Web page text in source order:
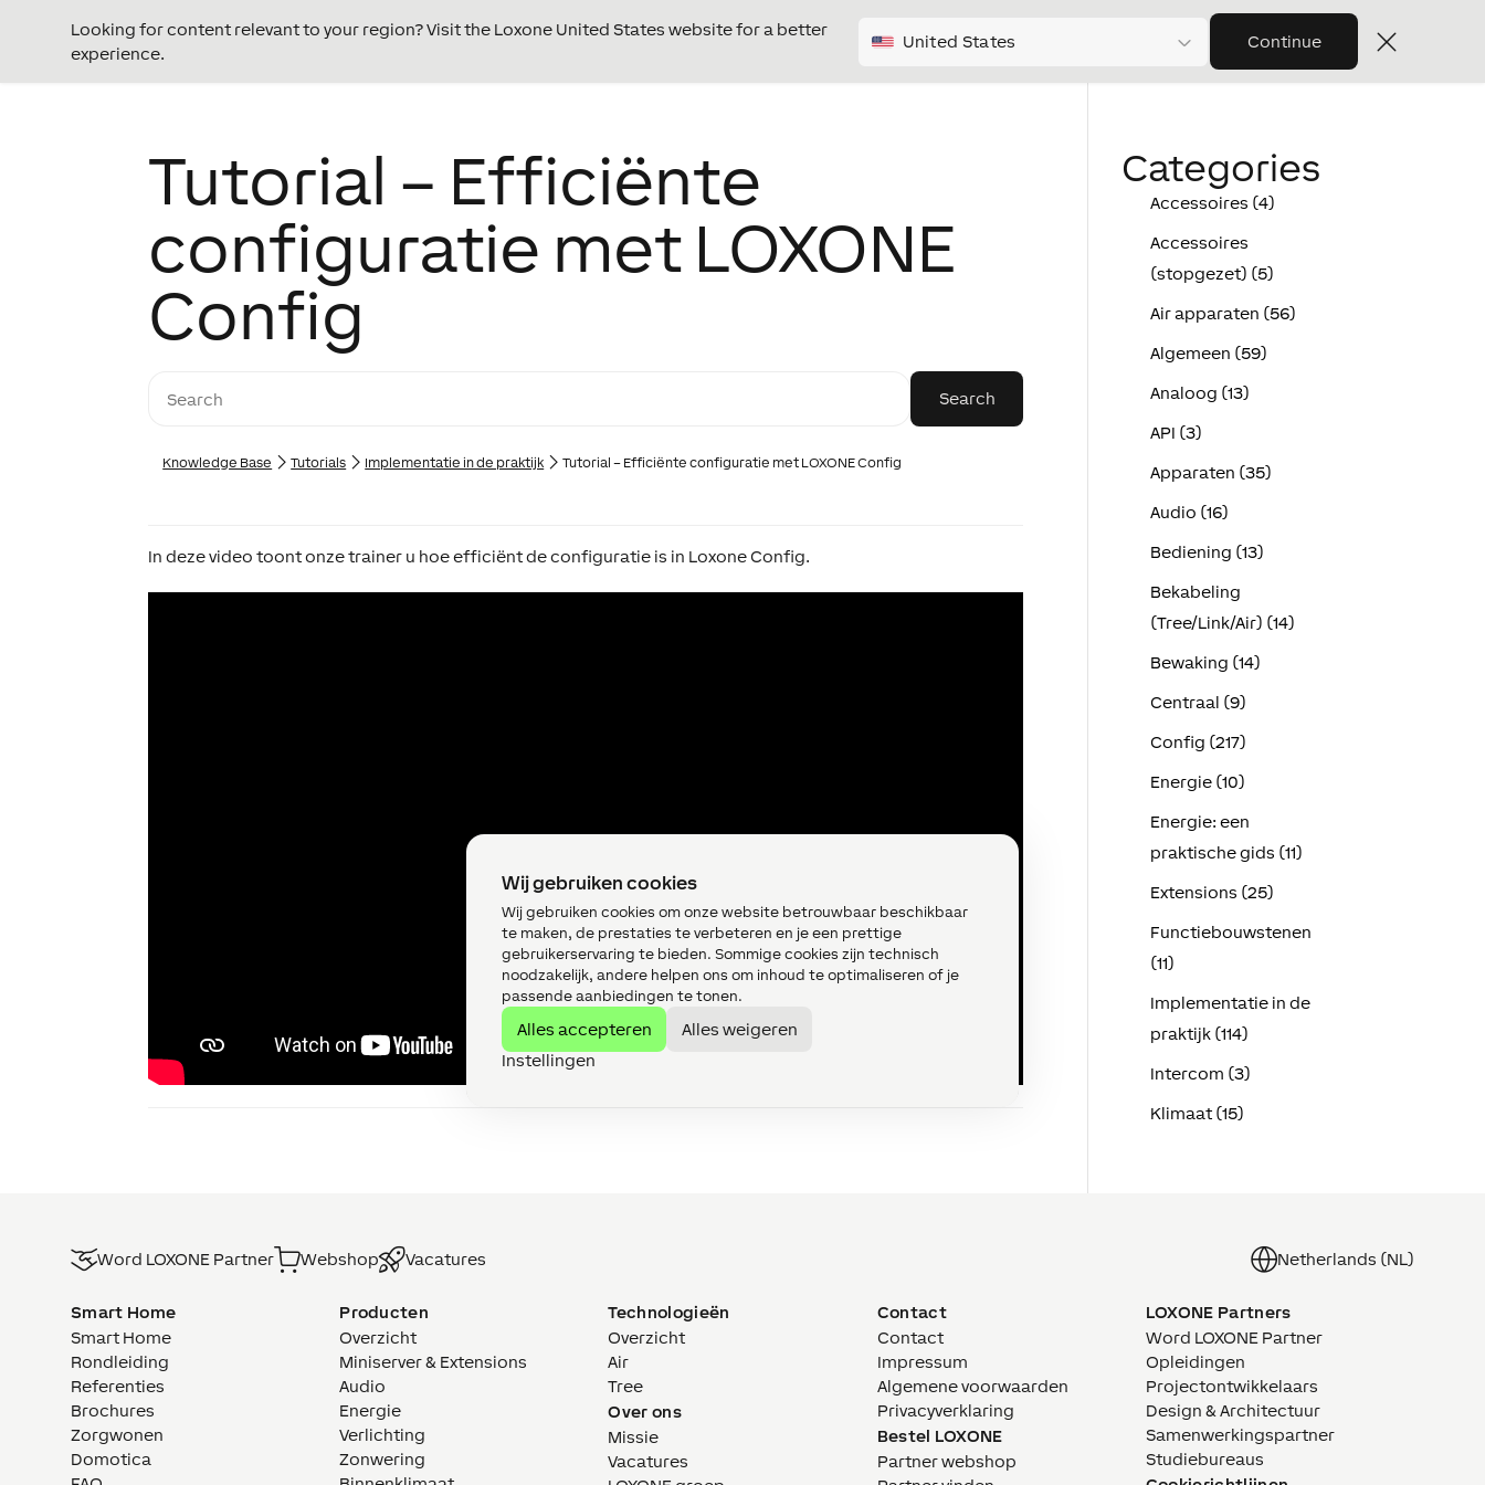
Wij gebruiken cookies
Wij gebruiken cookies om onze website betrouwbaar beschikbaar
te maken, de prestaties te verbeteren en je een prettige
gebruikerservaring te bieden. Sommige cookies zijn technisch
noodzakelijk, andere helpen ons om inhoud te optimaliseren of je
passende aanbiedingen te tonen.
Alles accepteren
Alles weigeren
Instellingen
Looking for content relevant to your region? Visit the Loxone United States website for a better
experience.
United States Continue
Tutorial – Efficiënte
configuratie met LOXONE
Config
Knowledge Base Tutorials Implementatie in de praktijk Tutorial – Efficiënte configuratie met LOXONE Config
In deze video toont onze trainer u hoe efficiënt de configuratie is in Loxone Config.
Categories
Accessoires (4)
Accessoires
(stopgezet) (5)
Air apparaten (56)
Algemeen (59)
Analoog (13)
API (3)
Apparaten (35)
Audio (16)
Bediening (13)
Bekabeling
(Tree/Link/Air) (14)
Bewaking (14)
Centraal (9)
Config (217)
Energie (10)
Energie: een
praktische gids (11)
Extensions (25)
Functiebouwstenen
(11)
Implementatie in de
praktijk (114)
Intercom (3)
Klimaat (15)
Word LOXONE Partner Webshop Vacatures Netherlands (NL)
Smart Home
Smart Home
Rondleiding
Referenties
Brochures
Zorgwonen
Domotica
Producten
Overzicht
Miniserver & Extensions
Audio
Energie
Verlichting
Zonwering
Technologieën
Overzicht
Air
Tree
Over ons
Missie
Vacatures
Contact
Contact
Impressum
Algemene voorwaarden
Privacyverklaring
Bestel LOXONE
Partner webshop
LOXONE Partners
Word LOXONE Partner
Opleidingen
Projectontwikkelaars
Design & Architectuur
Samenwerkingspartner
Studiebureaus